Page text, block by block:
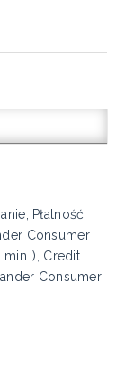
Płatność
Consumer
min.!), Credit
Consumer